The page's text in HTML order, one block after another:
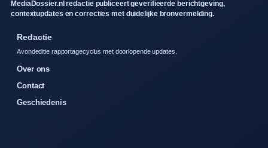
MediaDossier.nl redactie publiceert geverifieerde berichtgeving,
contextupdates en correcties met duidelijke bronvermelding.
Redactie
Avondeditie rapportagecyclus met doorlopende updates.
Over ons
Contact
Geschiedenis